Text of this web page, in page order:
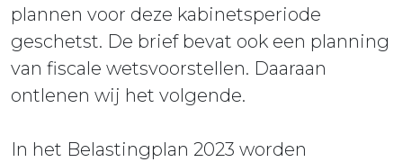
plannen voor deze kabinetsperiode
geschetst. De brief bevat ook een planning
van fiscale wetsvoorstellen. Daaraan
ontlenen wij het volgende.
In het Belastingplan 2023 worden